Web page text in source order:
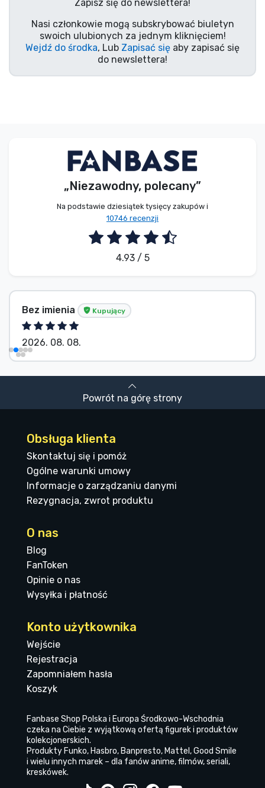
Zapisz się do newslettera!
Nasi członkowie mogą subskrybować biuletyn
swoich ulubionych za jednym kliknięciem!
Wejdź do środka, Lub Zapisać się aby zapisać się
do newslettera!
„Niezawodny, polecany”
Na podstawie dziesiątek tysięcy zakupów i
10746 recenzji
4.93 / 5
Bez imienia Kupujący
2026. 08. 08.
Powrót na górę strony
Obsługa klienta
Skontaktuj się i pomóż
Ogólne warunki umowy
Informacje o zarządzaniu danymi
Rezygnacja, zwrot produktu
O nas
Blog
FanToken
Opinie o nas
Wysyłka i płatność
Konto użytkownika
Wejście
Rejestracja
Zapomniałem hasła
Koszyk
Fanbase Shop Polska i Europa Środkowo-Wschodnia
czeka na Ciebie z wyjątkową ofertą figurek i produktów
kolekcjonerskich.
Produkty Funko, Hasbro, Banpresto, Mattel, Good Smile
i wielu innych marek – dla fanów anime, filmów, seriali,
kreskówek.